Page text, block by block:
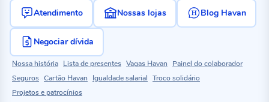
Atendimento Nossas lojas Blog Havan
Negociar dívida
Nossa história Lista de presentes Vagas Havan
Painel do colaborador
Seguros Cartão Havan Igualdade salarial Troco solidário
Projetos e patrocínios